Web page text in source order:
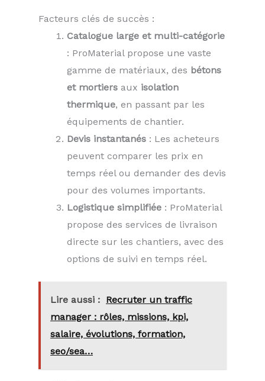
Facteurs clés de succès :
Catalogue large et multi-catégorie
: ProMaterial propose une vaste
gamme de matériaux, des bétons
et mortiers aux isolation
thermique, en passant par les
équipements de chantier.
Devis instantanés : Les acheteurs
peuvent comparer les prix en
temps réel ou demander des devis
pour des volumes importants.
Logistique simplifiée : ProMaterial
propose des services de livraison
directe sur les chantiers, avec des
options de suivi en temps réel.
Lire aussi : Recruter un traffic
manager : rôles, missions, kpi,
salaire, évolutions, formation,
seo/sea…